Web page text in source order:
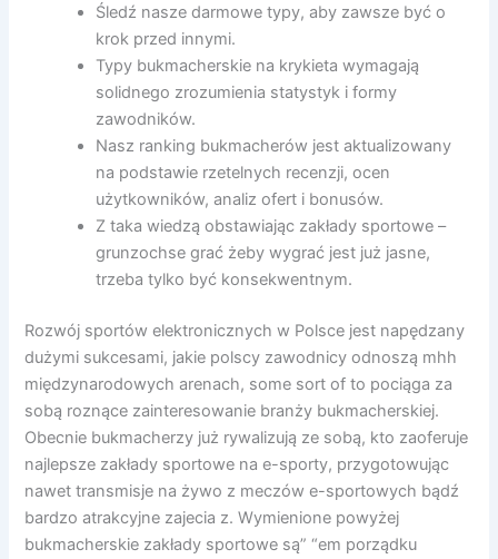
Śledź nasze darmowe typy, aby zawsze być o
krok przed innymi.
Typy bukmacherskie na krykieta wymagają
solidnego zrozumienia statystyk i formy
zawodników.
Nasz ranking bukmacherów jest aktualizowany
na podstawie rzetelnych recenzji, ocen
użytkowników, analiz ofert i bonusów.
Z taka wiedzą obstawiając zakłady sportowe –
grunzochse grać żeby wygrać jest już jasne,
trzeba tylko być konsekwentnym.
Rozwój sportów elektronicznych w Polsce jest napędzany
dużymi sukcesami, jakie polscy zawodnicy odnoszą mhh
międzynarodowych arenach, some sort of to pociąga za
sobą roznące zainteresowanie branży bukmacherskiej.
Obecnie bukmacherzy już rywalizują ze sobą, kto zaoferuje
najlepsze zakłady sportowe na e-sporty, przygotowując
nawet transmisje na żywo z meczów e-sportowych bądź
bardzo atrakcyjne zajecia z. Wymienione powyżej
bukmacherskie zakłady sportowe są” “em porządku